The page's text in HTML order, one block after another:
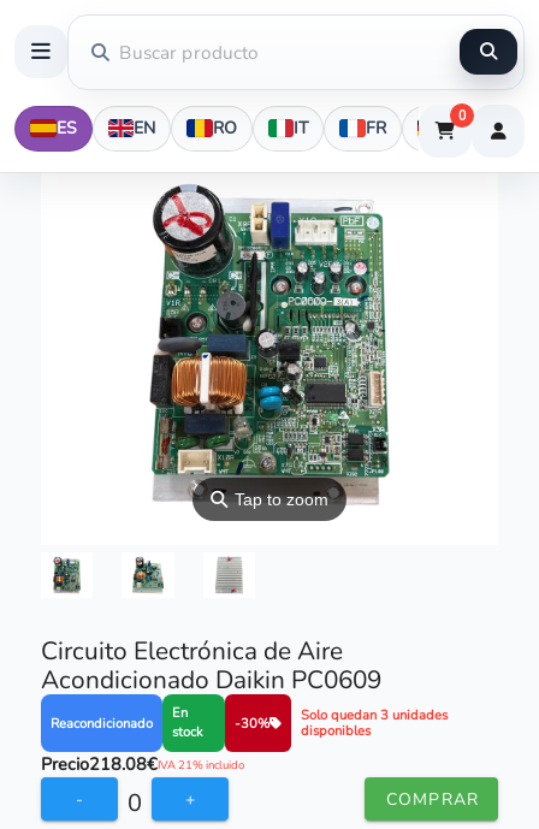
ES EN RO IT FR DE
0
⚲Tap to zoom
Circuito Electrónica de Aire
Acondicionado Daikin PC0609
Reacondicionado
En
stock
-30%
Solo quedan 3 unidades
disponibles
Precio218.08€IVA 21% incluido
- 0 + COMPRAR